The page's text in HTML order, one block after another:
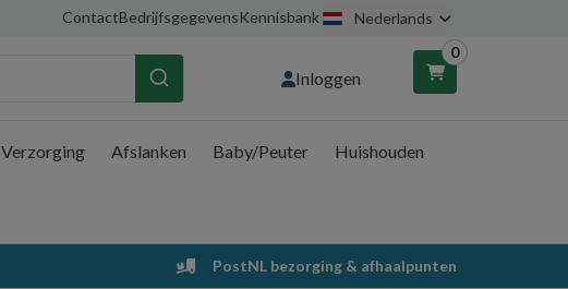
ContactBedrijfsgegevensKennisbank Nederlands
Inloggen
0
Winkelwagen
Uw winkelwagen is leeg.
Vul hem met producten.
Verzorging Afslanken Baby/Peuter Huishouden
PostNL bezorging & afhaalpunten